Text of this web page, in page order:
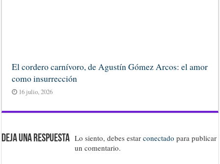
El cordero carnívoro, de Agustín Gómez Arcos: el amor
como insurrección
16 julio, 2026
Deja una respuesta Lo siento, debes estarconectado para publicar
un comentario.